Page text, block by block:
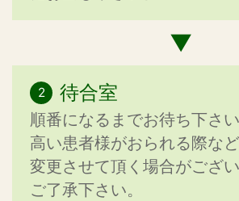
待合室
順番になるまでお待ち下さ
高い患者様がおられる際な
変更させて頂く場合がござい
ご了承下さい。